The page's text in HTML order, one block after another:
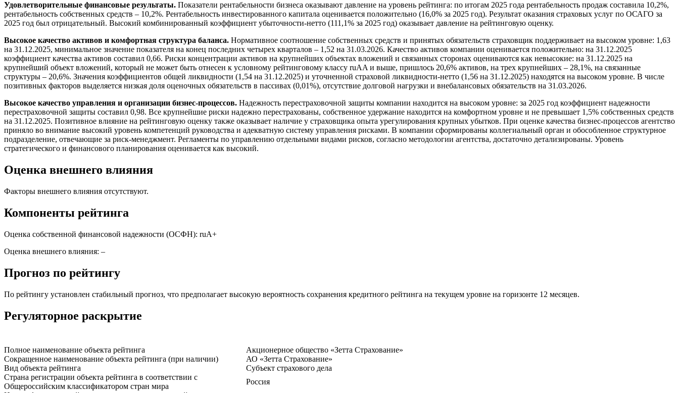
Удовлетворительные финансовые результаты. Показатели рентабельности бизнеса оказывают давление на уровень рейтинга: по итогам 2025 года рентабельность продаж составила 10,2%,
рентабельность собственных средств – 10,2%. Рентабельность инвестированного капитала оценивается положительно (16,0% за 2025 год). Результат оказания страховых услуг по ОСАГО за
2025 год был отрицательный. Высокий комбинированный коэффициент убыточности-нетто (111,1% за 2025 год) оказывает давление на рейтинговую оценку.
Высокое качество активов и комфортная структура баланса. Нормативное соотношение собственных средств и принятых обязательств страховщик поддерживает на высоком уровне: 1,63
на 31.12.2025, минимальное значение показателя на конец последних четырех кварталов – 1,52 на 31.03.2026. Качество активов компании оценивается положительно: на 31.12.2025
коэффициент качества активов составил 0,66. Риски концентрации активов на крупнейших объектах вложений и связанных сторонах оцениваются как невысокие: на 31.12.2025 на
крупнейший объект вложений, который не может быть отнесен к условному рейтинговому классу ruAA и выше, пришлось 20,6% активов, на трех крупнейших – 28,1%, на связанные
структуры – 20,6%. Значения коэффициентов общей ликвидности (1,54 на 31.12.2025) и уточненной страховой ликвидности-нетто (1,56 на 31.12.2025) находятся на высоком уровне. В числе
позитивных факторов выделяется низкая доля оценочных обязательств в пассивах (0,01%), отсутствие долговой нагрузки и внебалансовых обязательств на 31.03.2026.
Высокое качество управления и организации бизнес-процессов. Надежность перестраховочной защиты компании находится на высоком уровне: за 2025 год коэффициент надежности
перестраховочной защиты составил 0,98. Все крупнейшие риски надежно перестрахованы, собственное удержание находится на комфортном уровне и не превышает 1,5% собственных средств
на 31.12.2025. Позитивное влияние на рейтинговую оценку также оказывает наличие у страховщика опыта урегулирования крупных убытков. При оценке качества бизнес-процессов агентство
приняло во внимание высокий уровень компетенций руководства и адекватную систему управления рисками. В компании сформированы коллегиальный орган и обособленное структурное
подразделение, отвечающие за риск-менеджмент. Регламенты по управлению отдельными видами рисков, согласно методологии агентства, достаточно детализированы. Уровень
стратегического и финансового планирования оценивается как высокий.
Оценка внешнего влияния
Факторы внешнего влияния отсутствуют.
Компоненты рейтинга
Оценка собственной финансовой надежности (ОСФН): ruA+
Оценка внешнего влияния: –
Прогноз по рейтингу
По рейтингу установлен стабильный прогноз, что предполагает высокую вероятность сохранения кредитного рейтинга на текущем уровне на горизонте 12 месяцев.
Регуляторное раскрытие
Полное наименование объекта рейтинга
Акционерное общество «Зетта Страхование»
Сокращенное наименование объекта рейтинга (при наличии)
АО «Зетта Страхование»
Вид объекта рейтинга
Субъект страхового дела
Страна регистрации объекта рейтинга в соответствии c
Общероссийским классификатором стран мира
Россия